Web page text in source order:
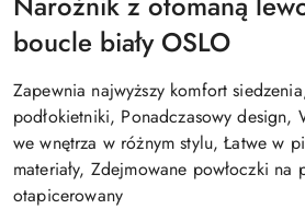
boucle biały OSLO
Zapewnia najwyższy komfort
podłokietniki, Ponadczasowy design,
we wnętrza w różnym stylu, Łatwe w
materiały, Zdejmowane powłoczki na
otapicerowany